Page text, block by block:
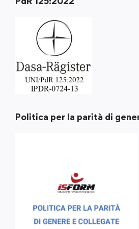
Politica per la parità di